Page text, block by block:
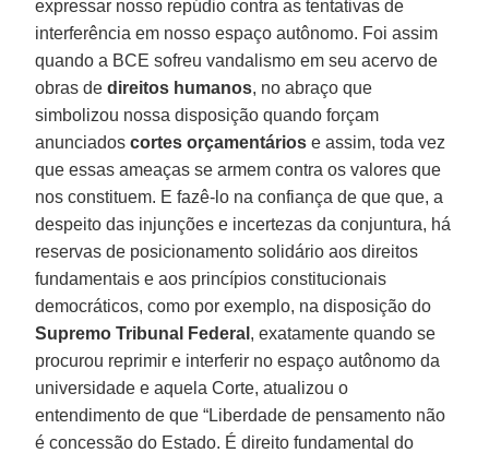
expressar nosso repúdio contra as tentativas de
interferência em nosso espaço autônomo. Foi assim
quando a BCE sofreu vandalismo em seu acervo de
obras dedireitos humanos, no abraço que
simbolizou nossa disposição quando forçam
anunciadoscortes orçamentários e assim, toda vez
que essas ameaças se armem contra os valores que
nos constituem. E fazê-lo na confiança de que que, a
despeito das injunções e incertezas da conjuntura, há
reservas de posicionamento solidário aos direitos
fundamentais e aos princípios constitucionais
democráticos, como por exemplo, na disposição do
Supremo Tribunal Federal , exatamente quando se
procurou reprimir e interferir no espaço autônomo da
universidade e aquela Corte, atualizou o
entendimento de que “Liberdade de pensamento não
é concessão do Estado. É direito fundamental do